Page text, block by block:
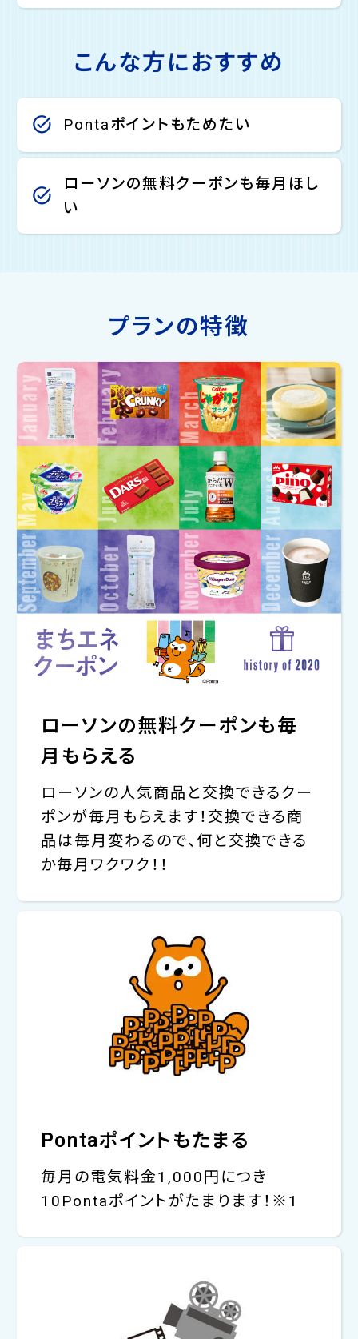
こんな方におすすめ
Pontaポイントもためたい
ローソンの無料クーポンも毎月ほし
い
プランの特徴
ローソンの無料クーポンも毎
月もらえる
ローソンの人気商品と交換できるクー
ポンが毎月もらえます！交換できる商
品は毎月変わるので、何と交換できる
か毎月ワクワク！！
Pontaポイントもたまる
毎月の電気料金1,000円につき
10Pontaポイントがたまります！※1